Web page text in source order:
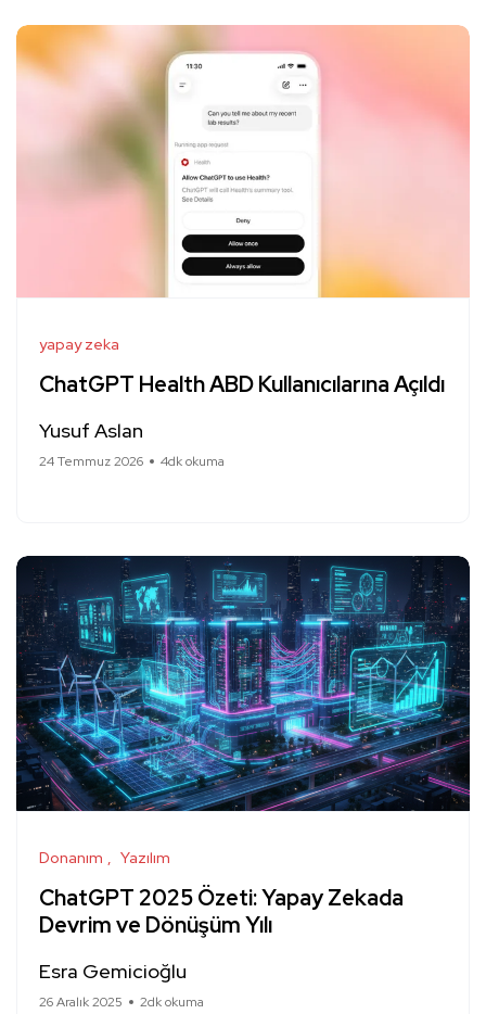
yapay zeka
ChatGPT Health ABD Kullanıcılarına Açıldı
Yusuf Aslan
24 Temmuz 2026 4dk okuma
Donanım Yazılım
ChatGPT 2025 Özeti: Yapay Zekada
Devrim ve Dönüşüm Yılı
Esra Gemicioğlu
26 Aralık 2025 2dk okuma